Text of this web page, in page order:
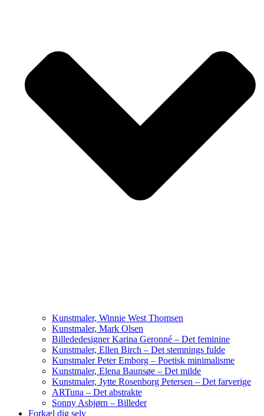
Kunstmaler, Winnie West Thomsen
Kunstmaler, Mark Olsen
Billededesigner Karina Geronné – Det feminine
Kunstmaler, Ellen Birch – Det stemnings fulde
Kunstmaler Peter Emborg – Poetisk minimalisme
Kunstmaler, Elena Baunsøe – Det milde
Kunstmaler, Jytte Rosenborg Petersen – Det farverige
ARTuna – Det abstrakte
Sonny Asbjørn – Billeder
Forkæl dig selv